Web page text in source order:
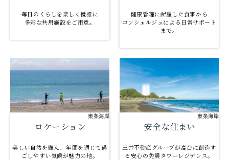
毎日のくらしを楽しく優雅に
多彩な共用施設をご用意。
健康管理に配慮した食事から
コンシェルジュによる日常サポート
まで。
東条海岸
ロケーション
美しい自然を備え、年間を通じて過
ごしやすい気候が魅力の地。
東条海岸
安全な住まい
三井不動産グループが高台に創造す
る安心の免震タワーレジデンス。